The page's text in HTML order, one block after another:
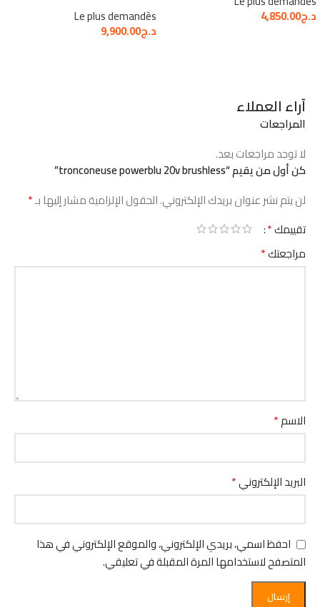
د.ج4,850.00
Le plus demandès
د.ج9,900.00
آراء العملاء
المراجعات
لا توجد مراجعات بعد.
كن أول من يقيم “tronconeuse powerblu 20v brushless”
لن يتم نشر عنوان بريدك الإلكتروني.الحقول الإلزامية مشار إليها بـ*
تقييمك*
مراجعتك*
الاسم*
البريد الإلكتروني*
احفظ اسمي، بريدي الإلكتروني، والموقع الإلكتروني في هذا
المتصفح لاستخدامها المرة المقبلة في تعليقي.